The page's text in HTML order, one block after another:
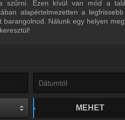
szűrni. Ezen kívül van mód a
alapértelmezetten a
barangolnod. Nálunk egy helyen
keresztül!
MEHET